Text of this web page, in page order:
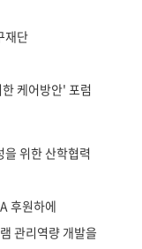
재단
케어방안' 포럼
위한 산학협력
후원하에
관리역량 개발을